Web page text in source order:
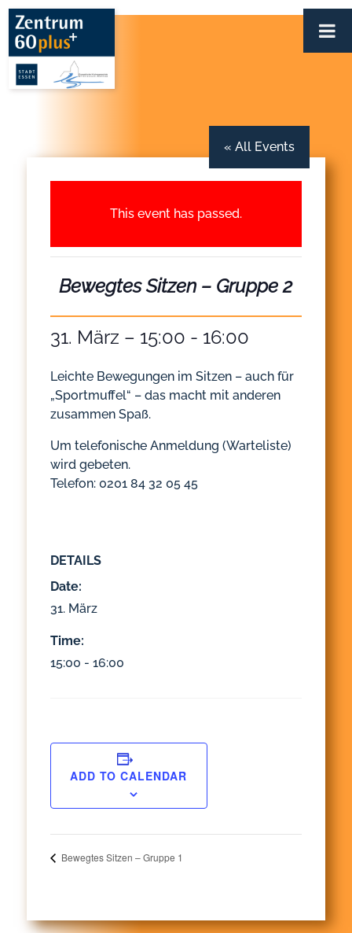
Zum
Inhalt
springen
« All Events
This event has passed.
Bewegtes Sitzen – Gruppe 2
31. März – 15:00 - 16:00
Leichte Bewegungen im Sitzen – auch für
„Sportmuffel“ – das macht mit anderen
zusammen Spaß.
Um telefonische Anmeldung (Warteliste)
wird gebeten.
Telefon: 0201 84 32 05 45
DETAILS
Date:
31. März
Time:
15:00 - 16:00
ADD TO CALENDAR
Bewegtes Sitzen – Gruppe 1